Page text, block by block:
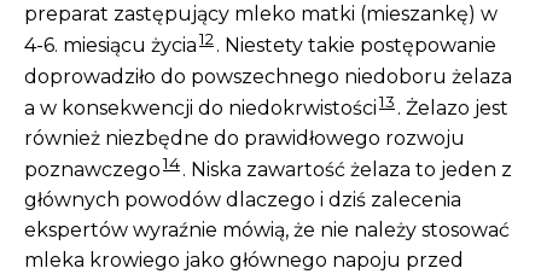
preparat zastępujący mleko matki (mieszankę) w
4-6. miesiącu życia12. Niestety takie postępowanie
doprowadziło do powszechnego niedoboru żelaza
a w konsekwencji do niedokrwistości13 . Żelazo jest
również niezbędne do prawidłowego rozwoju
poznawczego14. Niska zawartość żelaza to jeden z
głównych powodów dlaczego i dziś zalecenia
ekspertów wyraźnie mówią, że nie należy stosować
mleka krowiego jako głównego napoju przed